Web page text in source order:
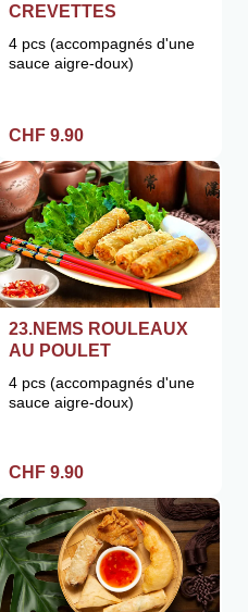
CREVETTES
4 pcs (accompagnés d'une
sauce aigre-doux)
CHF 9.90
23.NEMS ROULEAUX
AU POULET
4 pcs (accompagnés d'une
sauce aigre-doux)
CHF 9.90